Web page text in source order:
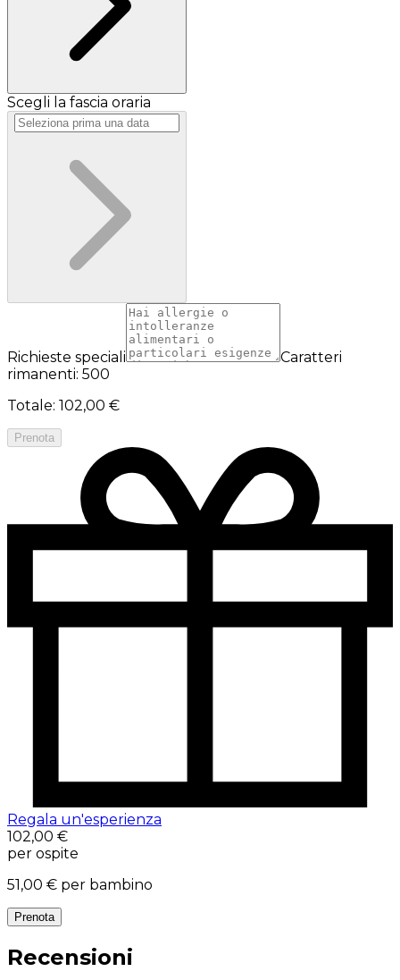
Scegli la fascia oraria
Richieste speciali
Caratteri
rimanenti: 500
Totale: 102,00 €
Prenota
Regala un'esperienza
102,00 €
per ospite
51,00 € per bambino
Prenota
Recensioni